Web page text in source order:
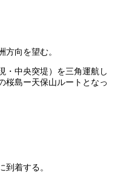
方向を望む。
・中央突堤）を三角運航し
桜島ー天保山ルートとなっ
到着する。